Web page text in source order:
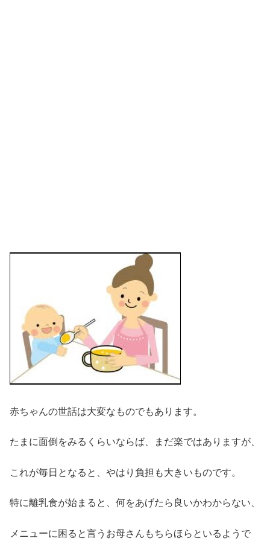
赤ちゃんの世話は大変なものでもあります。
たまに面倒をみるくらいならば、まだ楽ではありますが、
これが毎日となると、やはり負担も大きいものです。
特に離乳食が始まると、何をあげたら良いかわからない、
メニューに困ると言うお母さんもちらほらといるようで